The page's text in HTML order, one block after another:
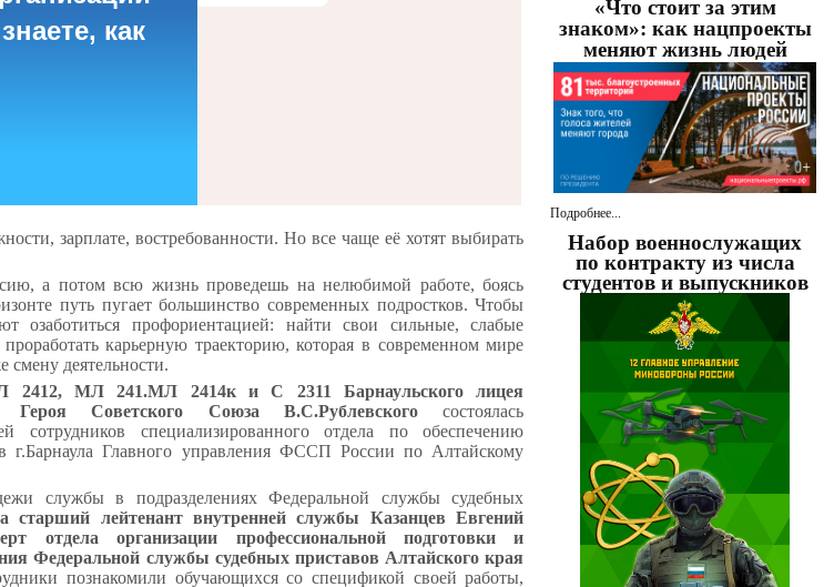
как
зарплате, востребованности. Но все чаще её хотят выбирать
а потом всю жизнь проведешь на нелюбимой работе, боясь
путь пугает большинство современных подростков. Чтобы
озаботиться профориентацией: найти свои сильные, слабые
карьерную траекторию, которая в современном мире
смену деятельности.
2412, МЛ 241.МЛ 2414к и С 2311 Барнаульского лицея
Героя Советского Союза В.С.Рублевскогосостоялась
сотрудников специализированного отдела по обеспечению
г.Барнаула Главного управления ФССП России по Алтайскому
службыв подразделенияхФедеральной службы судебных
старший лейтенант внутренней службы Казанцев Евгений
отдела организации профессиональной подготовки и
Федеральной службы судебных приставов Алтайского края
познакомили обучающихся со спецификой своей работы,
«Что стоит за этим
знаком»: как нацпроекты
меняют жизнь людей
Подробнее...
Набор военнослужащих
по контракту из числа
студентов и выпускников